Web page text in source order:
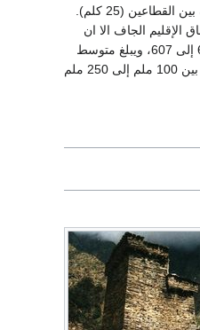
فمناخه مختلف عن قطاع الحجاز على الرغم من قرب المسافة بين القطاعين (25 كلم).
الجاف الا ان
المناخ معتدل البرودة شتاء، عليل جميل في بقية فصول السنة. تتراوح نسبة الرطوبة في المنطقة بين 52% إلى 67% والضغط الجوي بين 602 إلى 607، ويبلغ متوسط
بين 100 ملم إلى 250 ملم